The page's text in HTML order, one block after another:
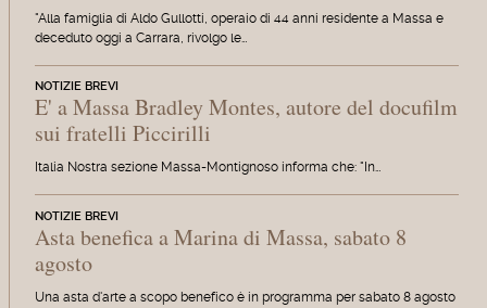
"Alla famiglia di Aldo Gullotti, operaio di 44 anni residente a Massa e
deceduto oggi a Carrara, rivolgo le…
NOTIZIE BREVI
E' a Massa Bradley Montes, autore del docufilm
sui fratelli Piccirilli
Italia Nostra sezione Massa-Montignoso informa che: "In…
NOTIZIE BREVI
Asta benefica a Marina di Massa, sabato 8
agosto
Una asta d'arte a scopo benefico è in programma per sabato 8 agosto